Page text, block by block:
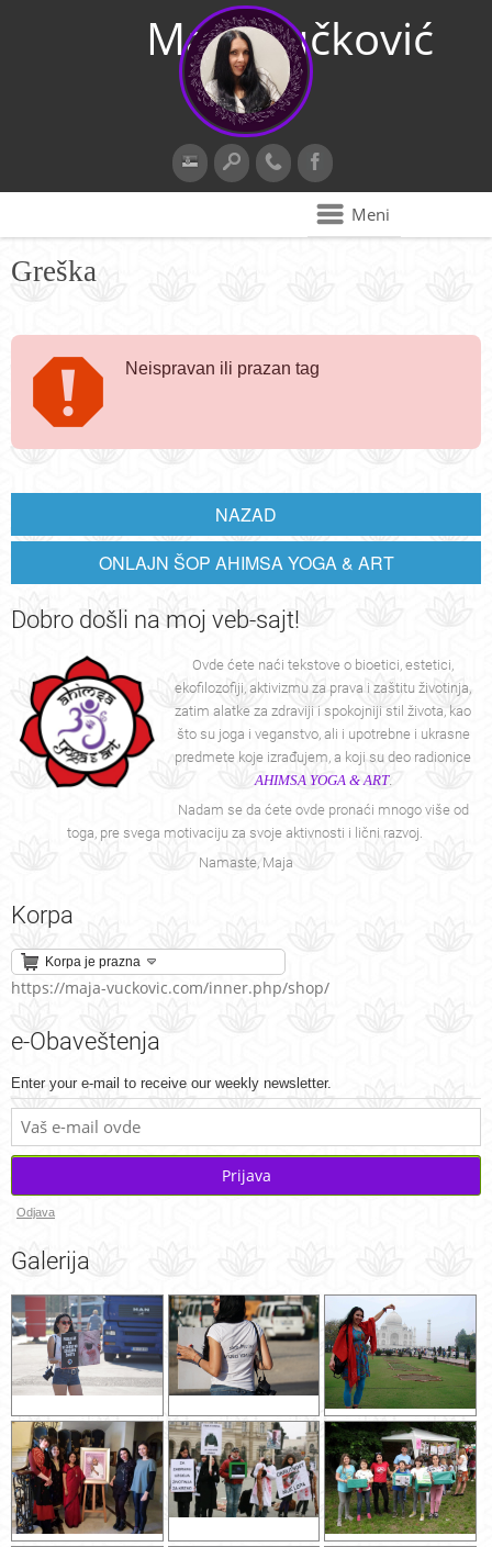
Maja Vučković
Meni
Greška
Neispravan ili prazan tag
NAZAD
ONLAJN ŠOP AHIMSA YOGA & ART
Dobro došli na moj veb-sajt!
Ovde ćete naći tekstove o bioetici, estetici,
ekofilozofiji, aktivizmu za prava i zaštitu životinja,
zatim alatke za zdraviji i spokojniji stil života, kao
što su joga i veganstvo, ali i upotrebne i ukrasne
predmete koje izrađujem, a koji su deo radionice
AHIMSA YOGA & ART.
Nadam se da ćete ovde pronaći mnogo više od
toga, pre svega motivaciju za svoje aktivnosti i lični razvoj.
Namaste, Maja
Korpa
Korpa je prazna
https://maja-vuckovic.com/inner.php/shop/
e-Obaveštenja
Enter your e-mail to receive our weekly newsletter.
Prijava
Odjava
Galerija